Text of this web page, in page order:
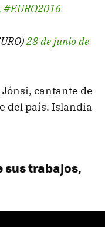
#EURO2016
28 de junio de
cantante de
del país. Islandia
sus trabajos,